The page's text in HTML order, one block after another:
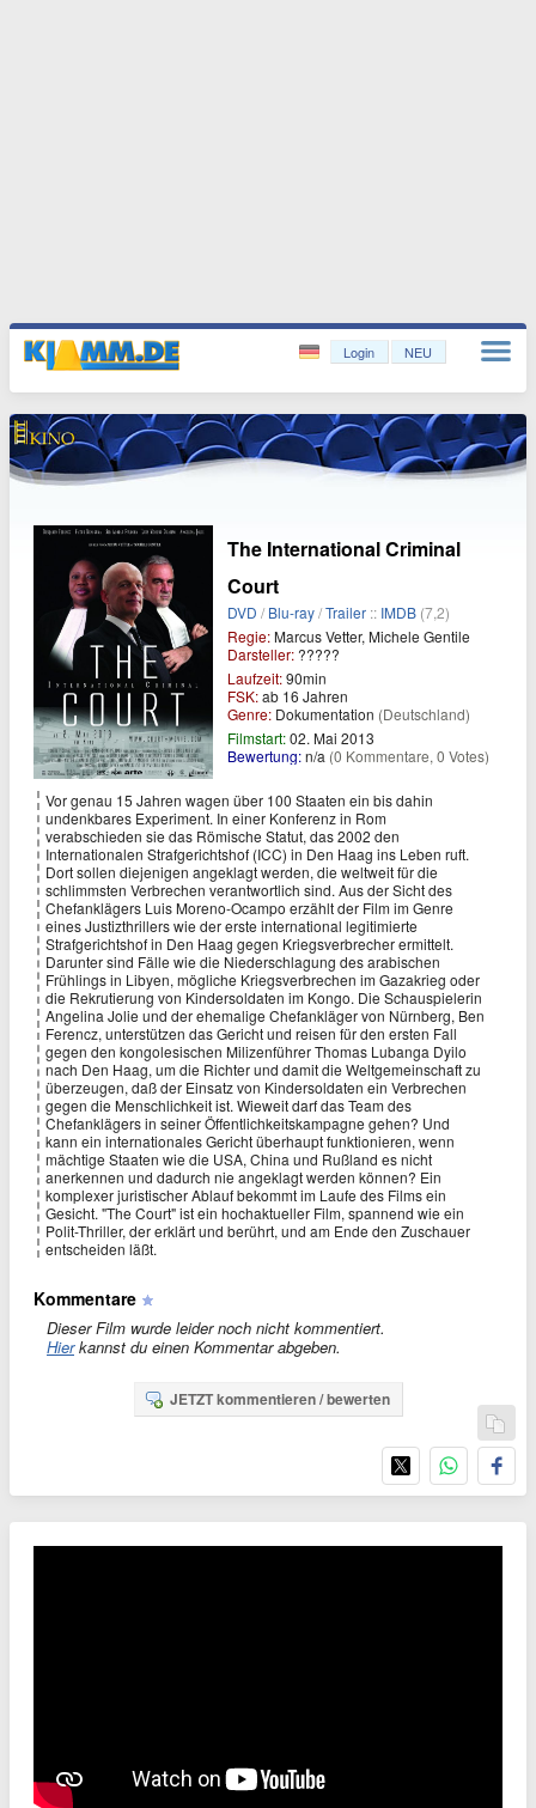
Login NEU
The International Criminal
Court
DVD /Blu-ray/Trailer :: IMDB (7,2)
Regie:Marcus Vetter, Michele Gentile
Darsteller: ?????
Laufzeit:90min
FSK:ab 16 Jahren
Genre: Dokumentation (Deutschland)
Filmstart:02. Mai 2013
Bewertung:n/a (0 Kommentare, 0 Votes)
Vor genau 15 Jahren wagen über 100 Staaten ein bis dahin
undenkbares Experiment. In einer Konferenz in Rom
verabschieden sie das Römische Statut, das 2002 den
Internationalen Strafgerichtshof (ICC) in Den Haag ins Leben ruft.
Dort sollen diejenigen angeklagt werden, die weltweit für die
schlimmsten Verbrechen verantwortlich sind. Aus der Sicht des
Chefanklägers Luis Moreno-Ocampo erzählt der Film im Genre
eines Justizthrillers wie der erste international legitimierte
Strafgerichtshof in Den Haag gegen Kriegsverbrecher ermittelt.
Darunter sind Fälle wie die Niederschlagung des arabischen
Frühlings in Libyen, mögliche Kriegsverbrechen im Gazakrieg oder
die Rekrutierung von Kindersoldaten im Kongo. Die Schauspielerin
Angelina Jolie und der ehemalige Chefankläger von Nürnberg, Ben
Ferencz, unterstützen das Gericht und reisen für den ersten Fall
gegen den kongolesischen Milizenführer Thomas Lubanga Dyilo
nach Den Haag, um die Richter und damit die Weltgemeinschaft zu
überzeugen, daß der Einsatz von Kindersoldaten ein Verbrechen
gegen die Menschlichkeit ist. Wieweit darf das Team des
Chefanklägers in seiner Öffentlichkeitskampagne gehen? Und
kann ein internationales Gericht überhaupt funktionieren, wenn
mächtige Staaten wie die USA, China und Rußland es nicht
anerkennen und dadurch nie angeklagt werden können? Ein
komplexer juristischer Ablauf bekommt im Laufe des Films ein
Gesicht. "The Court" ist ein hochaktueller Film, spannend wie ein
Polit-Thriller, der erklärt und berührt, und am Ende den Zuschauer
entscheiden läßt.
Kommentare
Dieser Film wurde leider noch nicht kommentiert.
Hierkannst du einen Kommentar abgeben.
JETZT kommentieren / bewerten